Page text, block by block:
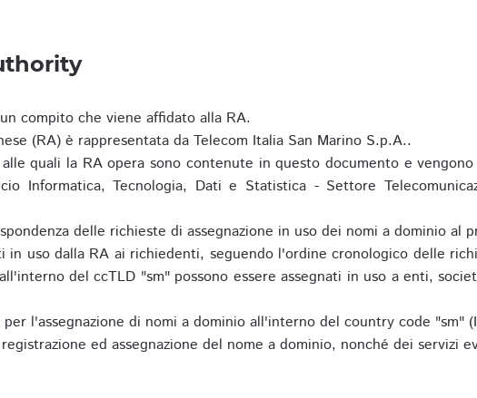
compito che viene affidato alla RA.
(RA) è rappresentata da Telecom Italia San Marino S.p.A..
quali la RA opera sono contenute in questo documento e
Informatica, Tecnologia, Dati e Statistica - Settore
delle richieste di assegnazione in uso dei nomi a dominio al
in uso dalla RA ai richiedenti, seguendo l'ordine cronologico delle
del ccTLD "sm" possono essere assegnati in uso a enti,
l'assegnazione di nomi a dominio all'interno del country code "sm"
ed assegnazione del nome a dominio, nonché dei servizi